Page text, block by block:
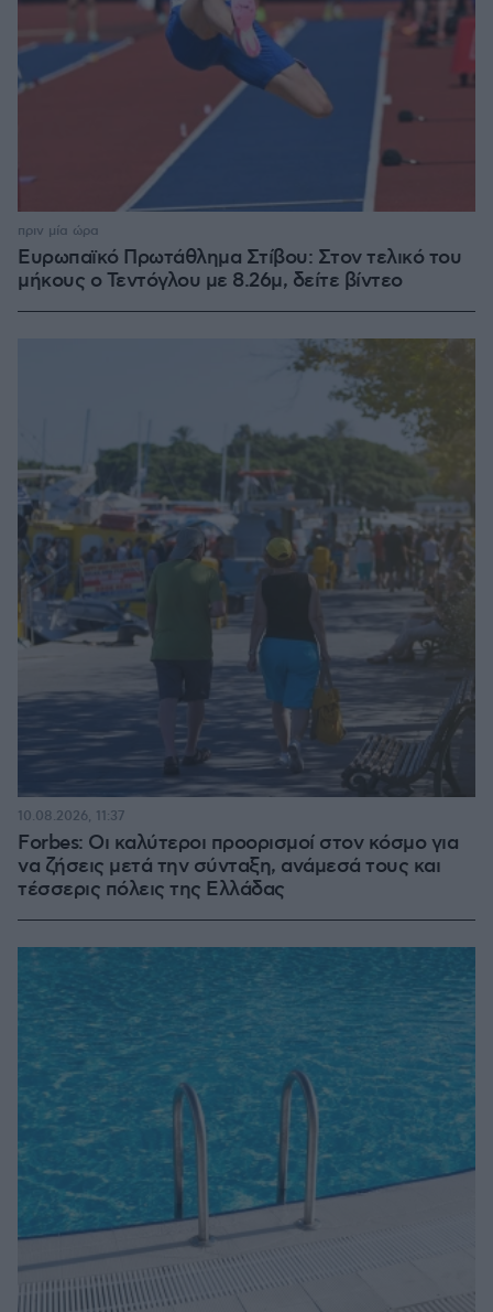
Ευρωπαϊκό Πρωτάθλημα Στίβου: Στον τελικό του
μήκους ο Τεντόγλου με 8.26μ, δείτε βίντεο
πριν μία ώρα
Forbes: Οι καλύτεροι προορισμοί στον κόσμο για
να ζήσεις μετά την σύνταξη, ανάμεσά τους και
τέσσερις πόλεις της Ελλάδας
10.08.2026, 11:37